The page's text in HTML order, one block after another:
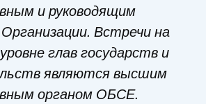
и руководящим
Встречи на
глав государств и
являются высшим
органом ОБСЕ.